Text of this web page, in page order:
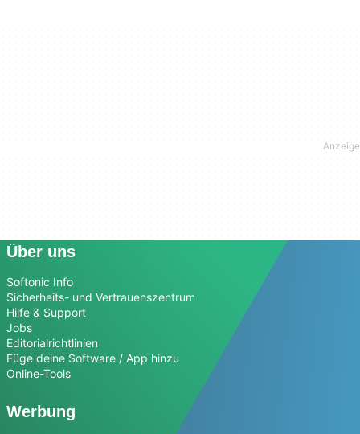
Über uns
Softonic Info
Sicherheits- und Vertrauenszentrum
Hilfe & Support
Jobs
Editorialrichtlinien
Füge deine Software / App hinzu
Online-Tools
Werbung